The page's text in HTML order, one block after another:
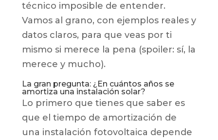
técnico imposible de entender.
Vamos al grano, con ejemplos reales y
datos claros, para que veas por ti
mismo si merece la pena (spoiler: sí, la
merece y mucho).
La gran pregunta: ¿En cuántos años se
amortiza una instalación solar?
Lo primero que tienes que saber es
que el tiempo de amortización de
una instalación fotovoltaica depende